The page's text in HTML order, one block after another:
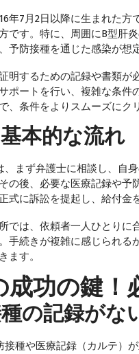
年7月2日以降に生まれた方
です。特に、周囲にB型肝
予防接種を通じた感染が想
明するための記録や書類が
ポートを行い、複雑な条件
、条件をよりスムーズにク
本的な流れ
まず弁護士に相談し、自
の後、必要な医療記録や予
式に訴訟を提起し、給付金
では、依頼者一人ひとりに
手続きが複雑に感じられる
ます。
成功の鍵！
の記録がな
種や医療記録（カルテ）